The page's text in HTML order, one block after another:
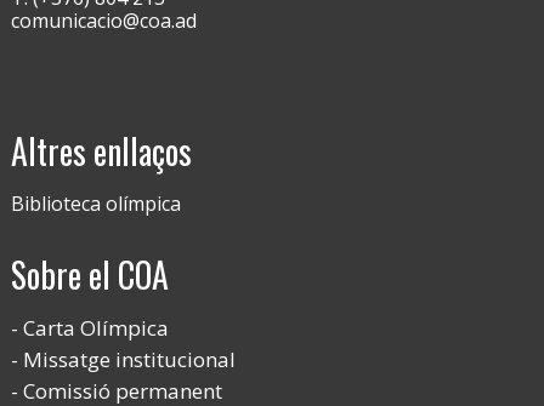
comunicacio@coa.ad
Altres enllaços
Biblioteca olímpica
Sobre el COA
Carta Olímpica
Missatge institucional
Comissió permanent